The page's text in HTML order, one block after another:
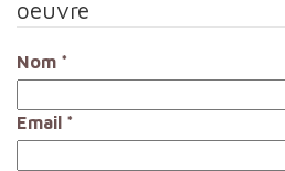
oeuvre
Nom *
Email *